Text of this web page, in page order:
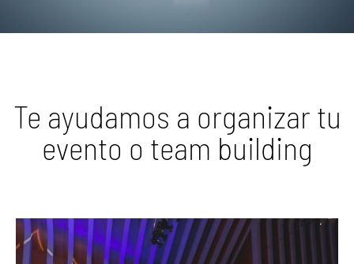
Te ayudamos a organizar tu
evento o team building